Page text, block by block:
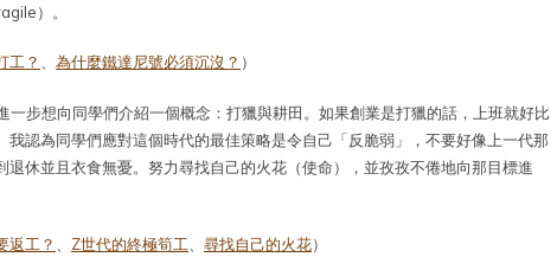
）。
工？ 為什麼鐵達尼號必須沉沒？ ）
一步想向同學們介紹一個概念：打獵與耕田。如果創業是打獵的話，上班就好比
我認為同學們應對這個時代的最佳策略是令自己「反脆弱」，不要好像上一代那
退休並且衣食無憂。努力尋找自己的火花（使命），並孜孜不倦地向那目標進
返工？ Z世代的終極筍工 尋找自己的火花）